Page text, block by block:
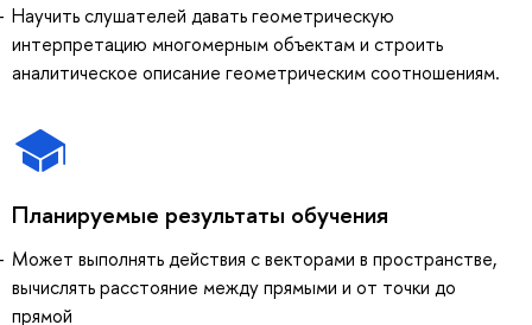
Научить слушателей давать геометрическую
интерпретацию многомерным объектам и строить
аналитическое описание геометрическим соотношениям.
Планируемые результаты обучения
Может выполнять действия с векторами в пространстве,
вычислять расстояние между прямыми и от точки до
прямой